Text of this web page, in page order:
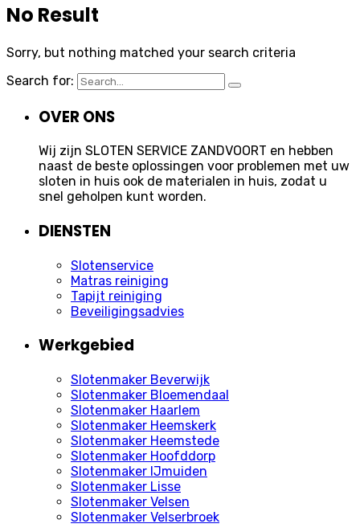
No Result
Sorry, but nothing matched your search criteria
Search for:
OVER ONS
Wij zijn SLOTEN SERVICE ZANDVOORT en hebben
naast de beste oplossingen voor problemen met uw
sloten in huis ook de materialen in huis, zodat u
snel geholpen kunt worden.
DIENSTEN
Slotenservice
Matras reiniging
Tapijt reiniging
Beveiligingsadvies
Werkgebied
Slotenmaker Beverwijk
Slotenmaker Bloemendaal
Slotenmaker Haarlem
Slotenmaker Heemskerk
Slotenmaker Heemstede
Slotenmaker Hoofddorp
Slotenmaker IJmuiden
Slotenmaker Lisse
Slotenmaker Velsen
Slotenmaker Velserbroek